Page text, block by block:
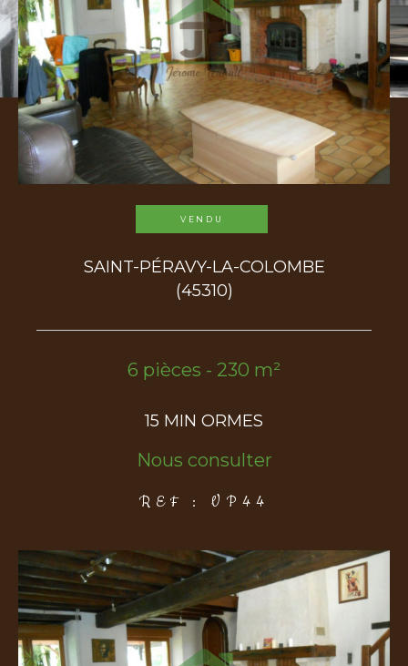
VENDU
SAINT-PÉRAVY-LA-COLOMBE
(45310)
6 pièces - 230 m²
15 MIN ORMES
Nous consulter
REF : VP44
Surface
terrain
Surface terrain
Surface
Surface
Pièces
Pièces
COUPS DE COEUR EXCLUSIVITÉS